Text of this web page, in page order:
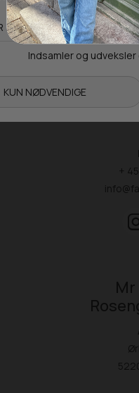
Man-
+